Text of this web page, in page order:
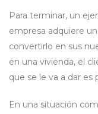
Para terminar, un
empresa adquiere
convertirlo en sus
en una vivienda, el
que se le va a dar es
En una situación